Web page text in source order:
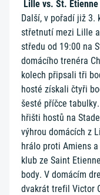
Lille vs. St. Etienne
Další, v pořadí již 3.
střetnutí mezi Lille
středu od 19:00 na
domácího trenéra
kolech připsali tři
hosté získali čtyři
šesté příčce
hřišti hostů na
výhrou domácích z
hrálo proti Amiens
klub ze Saint
body. V domácím
dvakrát trefil Victor